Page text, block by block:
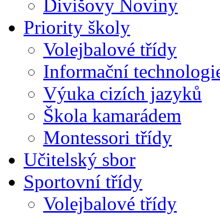
Divišovy Noviny
Priority školy
Volejbalové třídy
Informační
Výuka cizích jazyků
Škola kamarádem
Montessori třídy
Učitelský sbor
Sportovní třídy
Volejbalové třídy